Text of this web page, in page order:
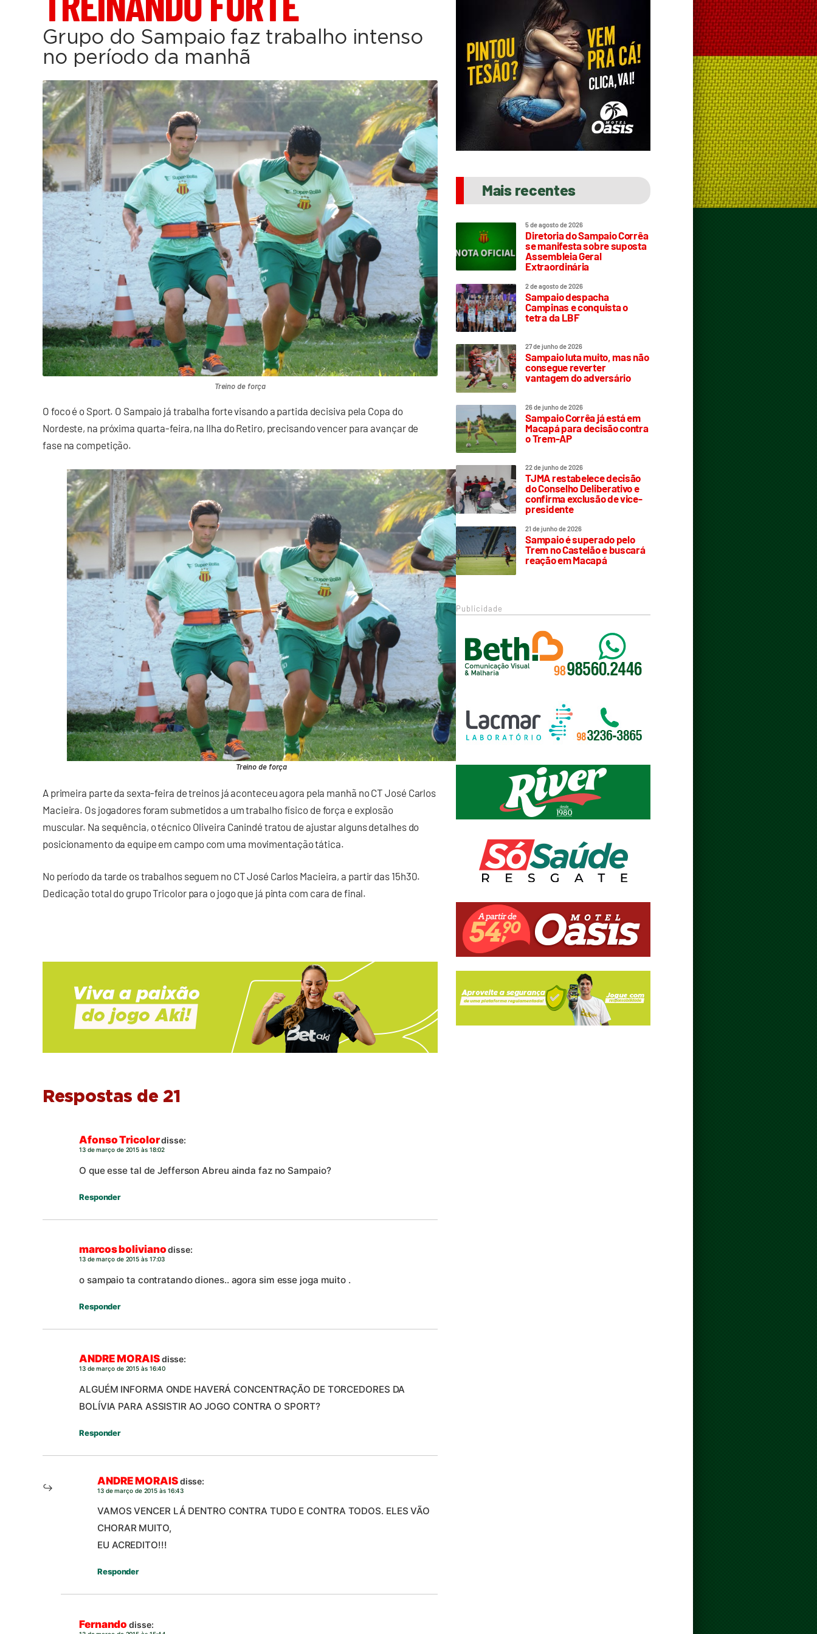
Grupo do Sampaio faz trabalho intenso
no período da manhã
Treino de força
O foco é o Sport. O Sampaio já trabalha forte visando a partida decisiva pela Copa do
Nordeste, na próxima quarta-feira, na Ilha do Retiro, precisando vencer para avançar de
fase na competição.
Treino de força
A primeira parte da sexta-feira de treinos já aconteceu agora pela manhã no CT José Carlos
Macieira. Os jogadores foram submetidos a um trabalho físico de força e explosão
muscular. Na sequência, o técnico Oliveira Canindé tratou de ajustar alguns detalhes do
posicionamento da equipe em campo com uma movimentação tática.
No período da tarde os trabalhos seguem no CT José Carlos Macieira, a partir das 15h30.
Dedicação total do grupo Tricolor para o jogo que já pinta com cara de final.
Respostas de 21
Afonso Tricolordisse:
13 de março de 2015 às 18:02
O que esse tal de Jefferson Abreu ainda faz no Sampaio?
Responder
marcos bolivianodisse:
13 de março de 2015 às 17:03
o sampaio ta contratando diones.. agora sim esse joga muito .
Responder
ANDRE MORAISdisse:
13 de março de 2015 às 16:40
ALGUÉM INFORMA ONDE HAVERÁ CONCENTRAÇÃO DE TORCEDORES DA
BOLÍVIA PARA ASSISTIR AO JOGO CONTRA O SPORT?
Responder
ANDRE MORAISdisse:
13 de março de 2015 às 16:43
VAMOS VENCER LÁ DENTRO CONTRA TUDO E CONTRA TODOS. ELES VÃO
CHORAR MUITO,
EU ACREDITO!!!
Responder
Fernando disse:
Mais recentes
5 de agosto de 2026
Diretoria do Sampaio Corrêa
se manifesta sobre suposta
Assembleia Geral
Extraordinária
2 de agosto de 2026
Sampaio despacha
Campinas e conquista o
tetra da LBF
27 de junho de 2026
Sampaio luta muito, mas não
consegue reverter
vantagem do adversário
26 de junho de 2026
Sampaio Corrêa já está em
Macapá para decisão contra
o Trem-AP
22 de junho de 2026
TJMA restabelece decisão
do Conselho Deliberativo e
confirma exclusão de vice-
presidente
21 de junho de 2026
Sampaio é superado pelo
Trem no Castelão e buscará
reação em Macapá
Publicidade